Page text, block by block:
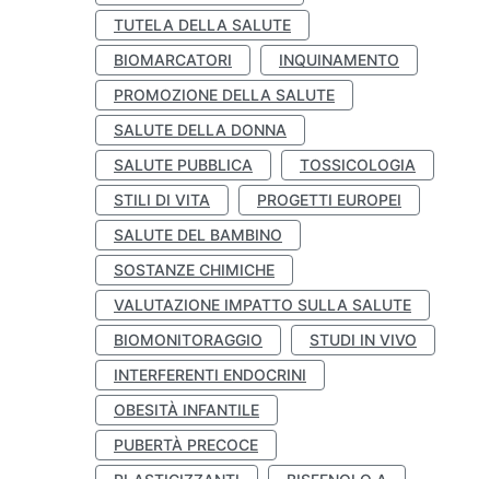
TUTELA DELLA SALUTE
BIOMARCATORI
INQUINAMENTO
PROMOZIONE DELLA SALUTE
SALUTE DELLA DONNA
SALUTE PUBBLICA
TOSSICOLOGIA
STILI DI VITA
PROGETTI EUROPEI
SALUTE DEL BAMBINO
SOSTANZE CHIMICHE
VALUTAZIONE IMPATTO SULLA SALUTE
BIOMONITORAGGIO
STUDI IN VIVO
INTERFERENTI ENDOCRINI
OBESITÀ INFANTILE
PUBERTÀ PRECOCE